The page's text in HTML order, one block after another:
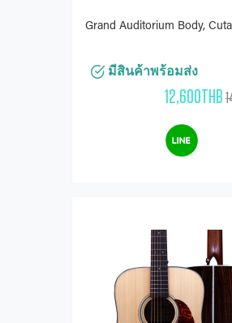
Grand Auditorium Body,
มีสินค้าพร้อมส่ง
12,600THB